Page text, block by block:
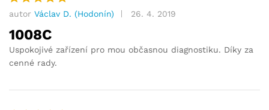
Hodnocení
5z 5
autor Václav D. (Hodonín) 26. 4. 2019
1008C
Uspokojivé zařízení pro mou občasnou diagnostiku. Díky za
cenné rady.